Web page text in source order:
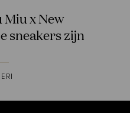
Miu x New
sneakers zijn